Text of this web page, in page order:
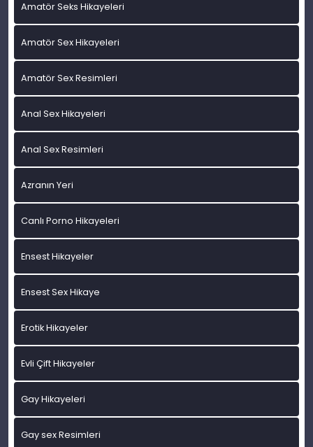
Amatör Seks Hikayeleri
Amatör Sex Hikayeleri
Amatör Sex Resimleri
Anal Sex Hikayeleri
Anal Sex Resimleri
Azranın Yeri
Canlı Porno Hikayeleri
Ensest Hikayeler
Ensest Sex Hikaye
Erotik Hikayeler
Evli Çift Hikayeler
Gay Hikayeleri
Gay sex Resimleri